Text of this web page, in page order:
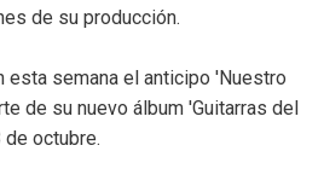
de su producción.
esta semana el anticipo 'Nuestro
de su nuevo álbum 'Guitarras del
de octubre.